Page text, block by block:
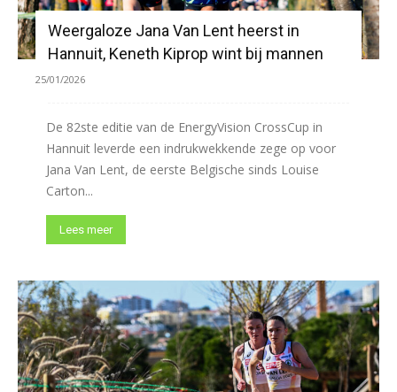
Weergaloze Jana Van Lent heerst in
Hannuit, Keneth Kiprop wint bij mannen
25/01/2026
De 82ste editie van de EnergyVision CrossCup in
Hannuit leverde een indrukwekkende zege op voor
Jana Van Lent, de eerste Belgische sinds Louise
Carton...
Lees meer